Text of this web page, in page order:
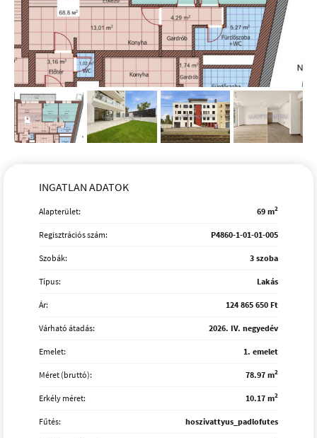
INGATLAN ADATOK
Alapterület: 69 m2
Regisztrációs szám: P4860-1-01-01-005
Szobák: 3 szoba
Típus: Lakás
Ár: 124 865 650 Ft
Várható átadás: 2026. IV. negyedév
Emelet: 1. emelet
Méret (bruttó): 78.97 m2
Erkély méret: 10.17 m2
Fűtés: hoszivattyus_padlofutes